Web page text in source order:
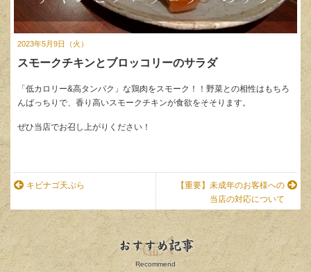
2023年5月9日（火）
スモークチキンとブロッコリーのサラダ
「低カロリー&高タンパク」な鶏肉をスモーク！！野菜との相性はもちろ
んばっちりで、香り高いスモークチキンが食欲をそそります。
ぜひ当店でお召し上がりください！
キビナゴ天ぷら
【重要】未成年のお客様への
当店の対応について
おすすめ記事
Recommend